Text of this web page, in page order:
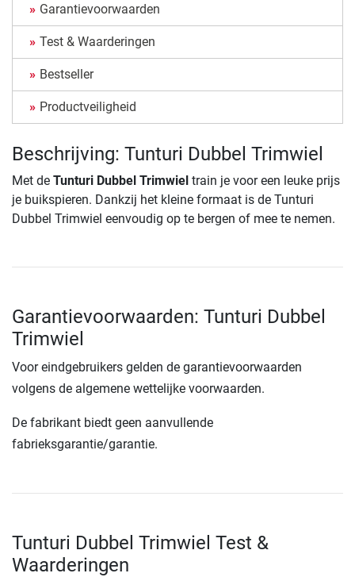
Garantievoorwaarden
Test & Waarderingen
Bestseller
Productveiligheid
Beschrijving: Tunturi Dubbel Trimwiel
Met de Tunturi Dubbel Trimwiel train je voor een leuke prijs
je buikspieren. Dankzij het kleine formaat is de Tunturi
Dubbel Trimwiel eenvoudig op te bergen of mee te nemen.
Garantievoorwaarden: Tunturi Dubbel
Trimwiel
Voor eindgebruikers gelden de garantievoorwaarden
volgens de algemene wettelijke voorwaarden.
De fabrikant biedt geen aanvullende
fabrieksgarantie/garantie.
Tunturi Dubbel Trimwiel Test &
Waarderingen